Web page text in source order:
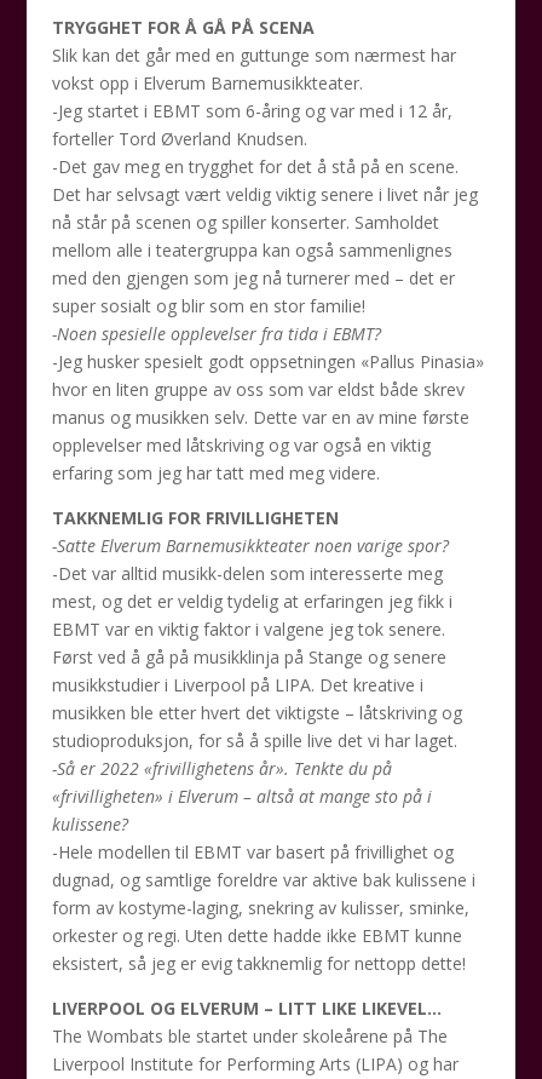
TRYGGHET FOR Å GÅ PÅ SCENA
Slik kan det går med en guttunge som nærmest har
vokst opp i Elverum Barnemusikkteater.
-Jeg startet i EBMT som 6-åring og var med i 12 år,
forteller Tord Øverland Knudsen.
-Det gav meg en trygghet for det å stå på en scene.
Det har selvsagt vært veldig viktig senere i livet når jeg
nå står på scenen og spiller konserter. Samholdet
mellom alle i teatergruppa kan også sammenlignes
med den gjengen som jeg nå turnerer med – det er
super sosialt og blir som en stor familie!
-Noen spesielle opplevelser fra tida i EBMT?
-Jeg husker spesielt godt oppsetningen «Pallus Pinasia»
hvor en liten gruppe av oss som var eldst både skrev
manus og musikken selv. Dette var en av mine første
opplevelser med låtskriving og var også en viktig
erfaring som jeg har tatt med meg videre.
TAKKNEMLIG FOR FRIVILLIGHETEN
-Satte Elverum Barnemusikkteater noen varige spor?
-Det var alltid musikk-delen som interesserte meg
mest, og det er veldig tydelig at erfaringen jeg fikk i
EBMT var en viktig faktor i valgene jeg tok senere.
Først ved å gå på musikklinja på Stange og senere
musikkstudier i Liverpool på LIPA. Det kreative i
musikken ble etter hvert det viktigste – låtskriving og
studioproduksjon, for så å spille live det vi har laget.
-Så er 2022 «frivillighetens år». Tenkte du på
«frivilligheten» i Elverum – altså at mange sto på i
kulissene?
-Hele modellen til EBMT var basert på frivillighet og
dugnad, og samtlige foreldre var aktive bak kulissene i
form av kostyme-laging, snekring av kulisser, sminke,
orkester og regi. Uten dette hadde ikke EBMT kunne
eksistert, så jeg er evig takknemlig for nettopp dette!
LIVERPOOL OG ELVERUM – LITT LIKE LIKEVEL…
The Wombats ble startet under skoleårene på The
Liverpool Institute for Performing Arts (LIPA) og har